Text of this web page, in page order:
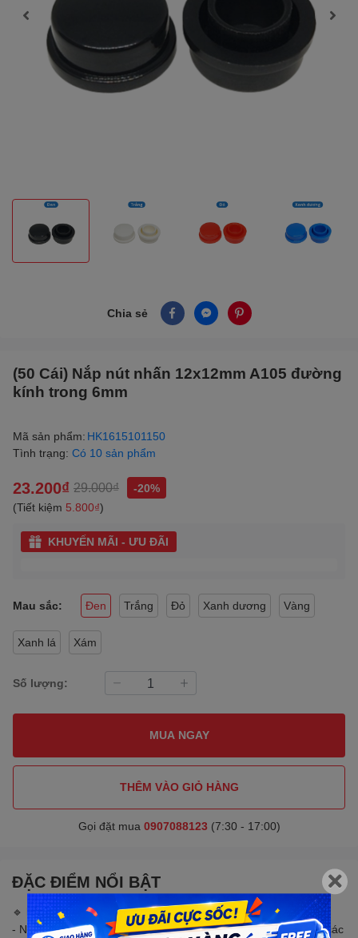
Chia sẻ
(50 Cái) Nắp nút nhấn 12x12mm A105 đường
kính trong 6mm
Mã sản phẩm: HK1615101150
Tình trạng: Có 10 sản phẩm
23.200₫ 29.000₫
-20%
(Tiết kiệm 5.800₫)
KHUYẾN MÃI - ƯU ĐÃI
Mau sắc: Đen Trắng Đỏ Xanh dương Vàng
Xanh lá Xám
Số lượng:
MUA NGAY
THÊM VÀO GIỎ HÀNG
Gọi đặt mua 0907088123 (7:30 - 17:00)
ĐẶC ĐIỂM NỔI BẬT
🔹
MÔ TẢ SẢN PHẨM
- Nắp nút nhấn có thiết kế hình trụ, được sử dụng để gắn vào các